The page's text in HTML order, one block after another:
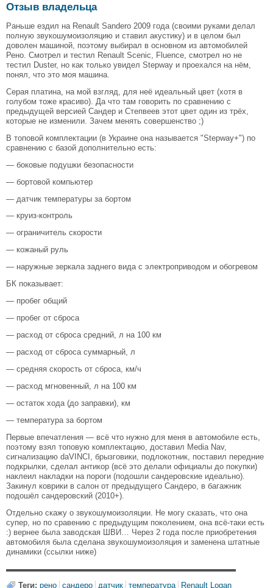
Отзыв владельца
Раньше ездил на Renault Sandero 2009 года (своими руками делал
полную звукошумоизоляцию и ставил акустику) и в целом был
доволен машиной, поэтому выбирал в основном из автомобилей
Рено. Смотрел и тестил Renault Scenic, Fluence, смотрел но не
тестил Duster, но как только увидел Stepway и проехался на нём,
понял, что это моя машина.
Серая платина, на мой взгляд, для неё идеальный цвет (хотя в
голубом тоже красиво). Да что там говорить по сравнению с
предыдущей версией Сандер и Степвеев этот цвет один из трёх,
которые не изменили. Зачем менять совершенство ;)
В топовой комплектации (в Украине она называется "Stepway+") по
сравнению с базой дополнительно есть:
— боковые подушки безопасности
— бортовой компьютер
— датчик температуры за бортом
— круиз-контроль
— ограничитель скорости
— кожаный руль
— наружные зеркала заднего вида с электроприводом и обогревом
БК показывает:
— пробег общий
— пробег от сброса
— расход от сброса средний, л на 100 км
— расход от сброса суммарный, л
— средняя скорость от сброса, км/ч
— расход мгновенный, л на 100 км
— остаток хода (до заправки), км
— температура за бортом
Первые впечатления — всё что нужно для меня в автомобиле есть,
поэтому взял топовую комплектацию, доставил Media Nav,
сигнализацию daVINCI, брызговики, подлокотник, поставил передние
подкрылки, сделал антикор (всё это делали официалы до покупки)
наклеил накладки на пороги (подошли сандеровские идеально).
Закинул коврики в салон от предыдущего Сандеро, в багажник
подошёл сандеровский (2010+).
Отдельно скажу о звукошумоизоляции. Не могу сказать, что она
супер, но по сравению с предыдущим поколением, она всё-таки есть
:) вернее была заводская ШВИ… Через 2 года после приобретения
автомобиля была сделана звукошумоизоляция и заменена штатные
динамики (ссылки ниже)
▬▬▬▬▬▬▬▬▬▬▬▬▬▬▬▬▬▬▬▬▬▬▬▬▬▬▬▬▬
Теги: рено сандеро датчик температура Renault Logan